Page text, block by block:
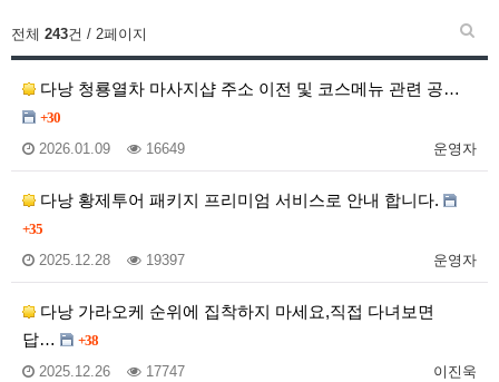
전체 243건 / 2페이지
다낭 청룡열차 마사지샵 주소 이전 및 코스메뉴 관련 공…
+30
운영자
2026.01.09 16649
다낭 황제투어 패키지 프리미엄 서비스로 안내 합니다.
+35
운영자
2025.12.28 19397
다낭 가라오케 순위에 집착하지 마세요,직접 다녀보면
답…
+38
이진욱
2025.12.26 17747